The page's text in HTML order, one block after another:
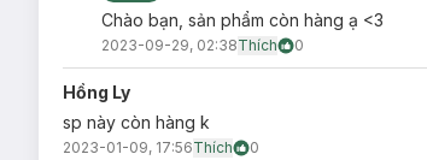
Đậy nắp kín sau khi sử dụng.
Chào bạn, sản phẩm còn hàng ạ <3
2023-09-29, 02:38Thích 0
Hồng Ly
sp này còn hàng k
2023-01-09, 17:56Thích
0